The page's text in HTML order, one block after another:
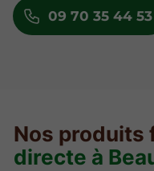
09 70 35 44 53
Nos produits
directe à